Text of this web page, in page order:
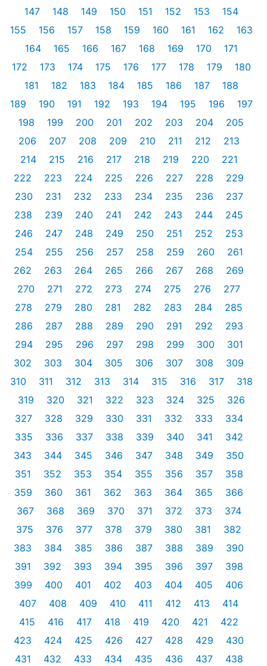
147
148 149 150 151 152 153
154
155
156 157 158 159 160 161 162
163
164
165 166 167 168 169 170
171
172
173 174 175 176 177 178 179
180
181
182 183 184 185 186 187
188
189
190 191 192 193 194 195 196
197
198
199 200 201 202 203 204
205
206
207 208 209 210 211 212
213
214
215 216 217 218 219 220
221
222
223 224 225 226 227 228
229
230
231 232 233 234 235 236
237
238
239 240 241 242 243 244
245
246
247 248 249 250 251 252
253
254
255 256 257 258 259 260
261
262
263 264 265 266 267 268
269
270
271 272 273 274 275 276
277
278
279 280 281 282 283 284
285
286
287 288 289 290 291 292
293
294
295 296 297 298 299 300
301
302
303 304 305 306 307 308
309
310
311 312 313 314 315 316 317
318
319
320 321 322 323 324 325
326
327
328 329 330 331 332 333
334
335
336 337 338 339 340 341
342
343
344 345 346 347 348 349
350
351
352 353 354 355 356 357
358
359
360 361 362 363 364 365
366
367
368 369 370 371 372 373
374
375
376 377 378 379 380 381
382
383
384 385 386 387 388 389
390
391
392 393 394 395 396 397
398
399
400 401 402 403 404 405
406
407
408 409 410 411 412 413
414
415
416 417 418 419 420 421
422
423
424 425 426 427 428 429
430
431
432 433 434 435 436 437
438